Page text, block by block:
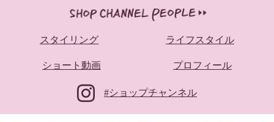
スタイリング ライフスタイル
ショート動画 プロフィール
#ショップチャンネル